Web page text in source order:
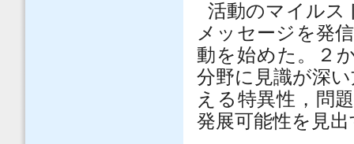
活動のマイルス
メッセージを発
動を始めた。２
分野に見識が深
える特異性，問
発展可能性を見